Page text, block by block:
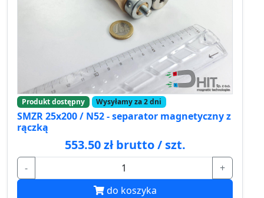
Produkt dostępny Wysyłamy za 2 dni
SMZR 25x200 / N52 - separator magnetyczny z
rączką
553.50 zł brutto / szt.
-
+
do koszyka